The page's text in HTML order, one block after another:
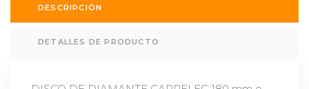
DESCRIPCIÓN
DETALLES DE PRODUCTO